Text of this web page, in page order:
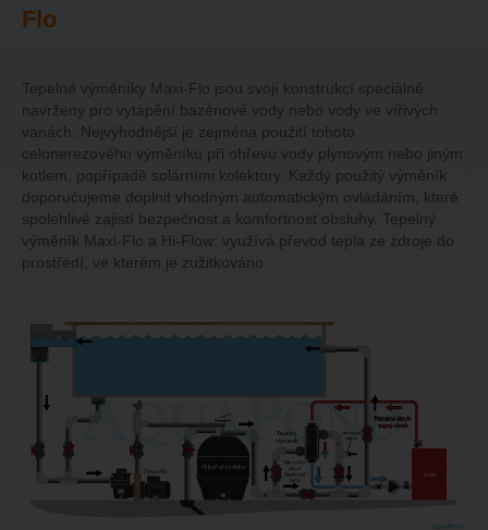
Flo
Tepelné výměníky Maxi-Flo jsou svojí konstrukcí speciálně
navrženy pro vytápění bazénové vody nebo vody ve vířivých
vanách. Nejvýhodnější je zejména použití tohoto
celonerezového výměníku při ohřevu vody plynovým nebo jiným
kotlem, popřípadě solárními kolektory. Každý použitý výměník
doporučujeme doplnit vhodným automatickým ovládáním, které
spolehlivě zajistí bezpečnost a komfortnost obsluhy. Tepelný
výměník Maxi-Flo a Hi-Flow: využívá převod tepla ze zdroje do
prostředí, ve kterém je zužitkováno.